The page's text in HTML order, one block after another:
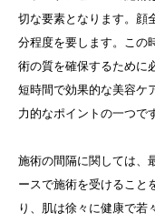
切な要素となります。顔
分程度を要します。この
術の質を確保するために
短時間で効果的な美容ケ
力的なポイントの一つで
施術の間隔に関しては、
ースで施術を受けること
り、肌は徐々に健康で若